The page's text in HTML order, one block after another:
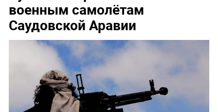
военным самолётам
Саудовской Аравии